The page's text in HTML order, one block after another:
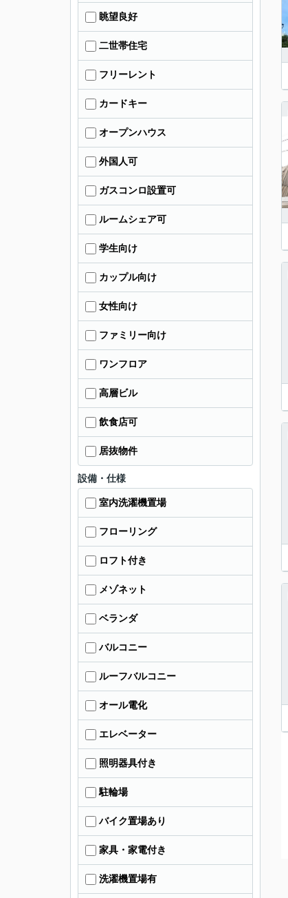
眺望良好
二世帯住宅
フリーレント
カードキー
オープンハウス
外国人可
ガスコンロ設置可
ルームシェア可
学生向け
カップル向け
女性向け
ファミリー向け
ワンフロア
高層ビル
飲食店可
居抜物件
設備・仕様
室内洗濯機置場
フローリング
ロフト付き
メゾネット
ベランダ
バルコニー
ルーフバルコニー
オール電化
エレベーター
照明器具付き
駐輪場
バイク置場あり
家具・家電付き
洗濯機置場有